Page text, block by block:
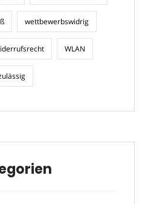
wettbewerbswidrig
WLAN